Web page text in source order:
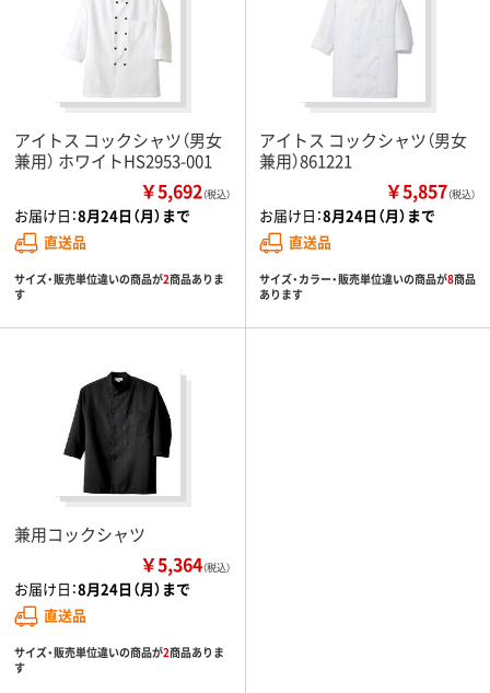
アイトス コックシャツ（男女
兼用） ホワイトHS2953-001
￥5,692（税込）
お届け日：8月24日（月）まで
直送品
サイズ・販売単位違いの商品が2商品ありま
す
アイトス コックシャツ（男女
兼用）861221
￥5,857（税込）
お届け日：8月24日（月）まで
直送品
サイズ・カラー・販売単位違いの商品が8商品
あります
兼用コックシャツ
￥5,364（税込）
お届け日：8月24日（月）まで
直送品
サイズ・販売単位違いの商品が2商品ありま
す